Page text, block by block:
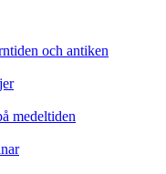
och antiken
medeltiden